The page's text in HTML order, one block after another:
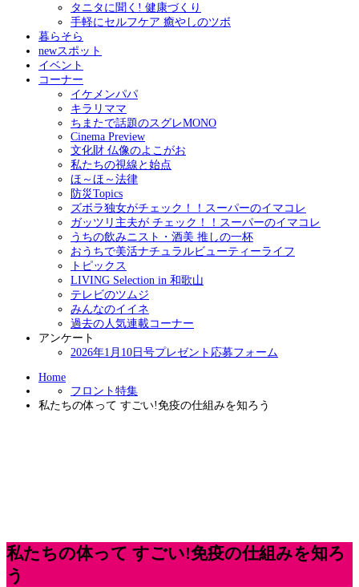
タニタに聞く! 健康づくり
手軽にセルフケア 癒やしのツボ
暮らそら
newスポット
イベント
コーナー
イケメンパパ
キラリママ
ちまたで話題のスグレMONO
Cinema Preview
文化財 仏像のよこがお
私たちの視線と始点
ほ～ほ～法律
防災Topics
ズボラ独女がチェック！！スーパーのイマコレ
ガッツリ主夫が チェック！！スーパーのイマコレ
うちの飲みニスト・酒美 推しの一杯
おうちで美活ナチュラルビューティーライフ
トピックス
LIVING Selection in 和歌山
テレビのツムジ
みんなのイイネ
過去の人気連載コーナー
アンケート
2026年1月10日号プレゼント応募フォーム
Home
フロント特集
私たちの体って すごい!免疫の仕組みを知ろう
私たちの体って すごい!免疫の仕組みを知ろ
う